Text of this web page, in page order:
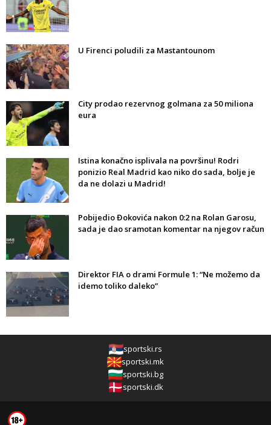
U Firenci poludili za Mastantounom
City prodao rezervnog golmana za 50 miliona
eura
Istina konačno isplivala na površinu! Rodri
ponizio Real Madrid kao niko do sada, bolje je
da ne dolazi u Madrid!
Pobijedio Đokovića nakon 0:2 na Rolan Garosu,
sada je dao sramotan komentar na njegov račun
Direktor FIA o drami Formule 1: “Ne možemo da
idemo toliko daleko”
sportski.rs
sportski.mk
sportski.bg
sportski.dk